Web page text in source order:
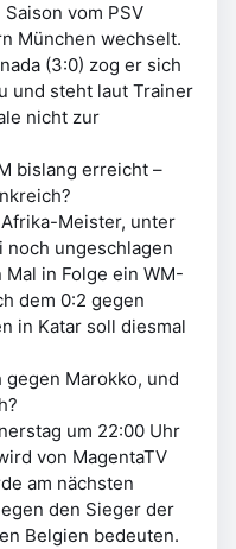
vom PSV
München wechselt.
(3:0) zog er sich
und steht laut Trainer
nicht zur
bislang erreicht –
Meister, unter
noch ungeschlagen
in Folge ein WM-
dem 0:2 gegen
in Katar soll diesmal
Marokko, und
um 22:00 Uhr
von MagentaTV
am nächsten
den Sieger der
Belgien bedeuten.